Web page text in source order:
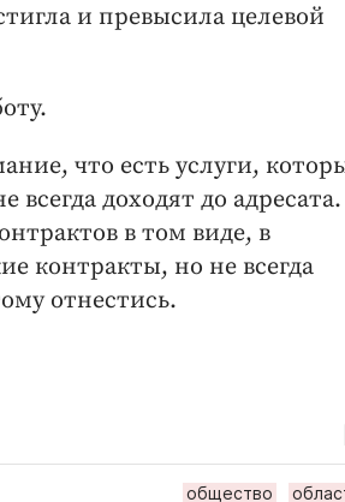
и превысила целевой
что есть услуги,
доходят до
в том виде, в
контракты, но не всегда
отнестись.
общество